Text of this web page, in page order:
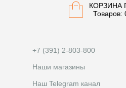
КОРЗИНА
Товаров:
+7 (391) 2-803-800
Наши магазины
Наш Telegram канал